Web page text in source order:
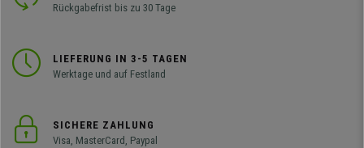
Rückgabefrist bis zu 30 Tage
LIEFERUNG IN 3-5 TAGEN
Werktage und auf Festland
SICHERE ZAHLUNG
Visa, MasterCard, Paypal